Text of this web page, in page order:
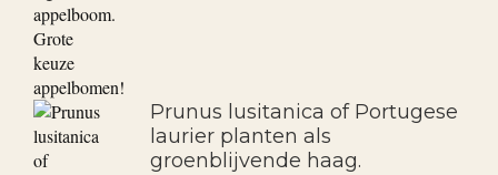
Prunus lusitanica of Portugese
laurier planten als
groenblijvende haag.